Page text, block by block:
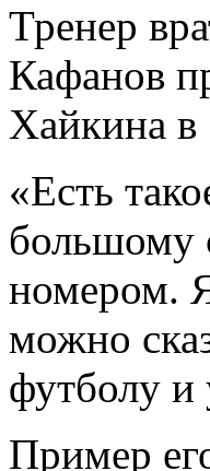
Тренер
Кафанов
Хайкина в
«Есть
большому
номером.
можно
футболу и
Пример